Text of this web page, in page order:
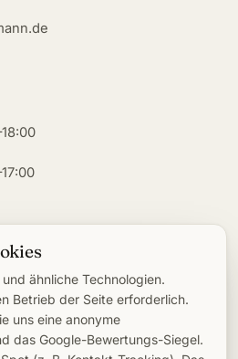
ähnliche Technologien.
Betrieb der Seite erforderlich.
uns eine anonyme
das Google-Bewertungs-Siegel.